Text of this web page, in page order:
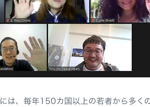
には、毎年150カ国以上の若者から多く